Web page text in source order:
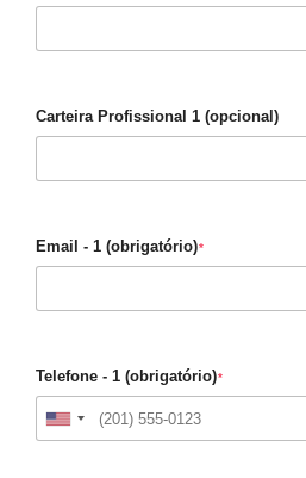
Carteira Profissional 1 (opcional)
Email - 1 (obrigatório)*
Telefone - 1 (obrigatório)*